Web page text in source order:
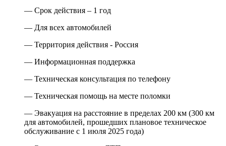
— Срок действия – 1 год
— Для всех автомобилей
— Территория действия - Россия
— Информационная поддержка
— Техническая консультация по телефону
— Техническая помощь на месте поломки
— Эвакуация на расстояние в пределах 200 км (300 км
для автомобилей, прошедших плановое техническое
обслуживание с 1 июля 2025 года)